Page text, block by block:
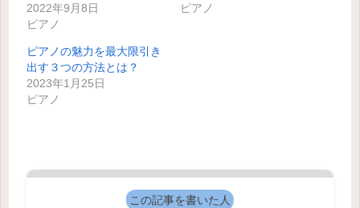
2022年9月8日
ピアノ
ピアノ
ピアノの魅力を最大限引き
出す３つの方法とは？
2023年1月25日
ピアノ
この記事を書いた人